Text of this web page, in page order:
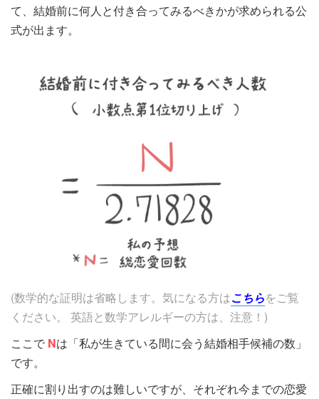
て、結婚前に何人と付き合ってみるべきかが求められる公
式が出ます。
(数学的な証明は省略します。気になる方はこちらをご覧
ください。 英語と数学アレルギーの方は、注意！)
ここで Nは「私が生きている間に会う結婚相手候補の数」
です。
正確に割り出すのは難しいですが、それぞれ今までの恋愛